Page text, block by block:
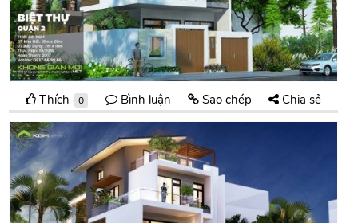
Thích 0 Bình luận Sao chép Chia sẻ